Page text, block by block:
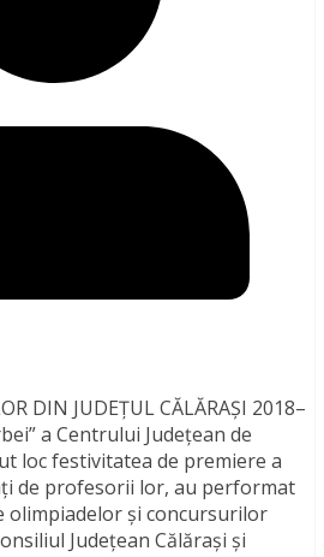
DIN JUDEȚUL CĂLĂRAȘI 2018–
a Centrului Județean de
loc festivitatea de premiere a
de profesorii lor, au performat
olimpiadelor și concursurilor
Județean Călărași și